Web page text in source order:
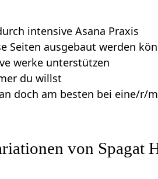
intensive Asana Praxis
Seiten ausgebaut werden
werke unterstützen
du willst
doch am besten bei eine/r/m
von Spagat